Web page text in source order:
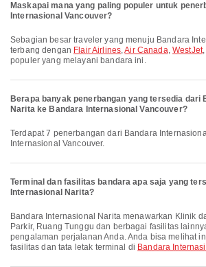
Maskapai mana yang paling populer untuk
Internasional Vancouver?
Sebagian besar traveler yang menuju Bandara Internasional Vancouver
terbang dengan Flair Airlines,Air Canada,WestJet
populer yang melayani bandara ini.
Berapa banyak penerbangan yang tersedia dari
Narita ke Bandara Internasional Vancouver?
Terdapat 7 penerbangan dari Bandara Internasional Narita ke Bandara
Internasional Vancouver.
Terminal dan fasilitas bandara apa saja yang
Internasional Narita?
Bandara Internasional Narita menawarkan Klinik dan Apotek, Tempat
Parkir, Ruang Tunggu dan berbagai fasilitas
pengalaman perjalanan Anda. Anda bisa melihat
fasilitas dan tata letak terminal di Bandara